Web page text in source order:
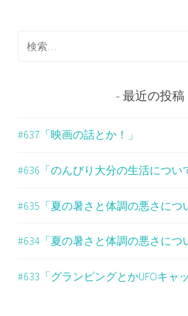
検
索
最近の投稿
#637「映画の話とか！」
#636「のんびり大分の生活につい
#635「夏の暑さと体調の悪さにつ
#634「夏の暑さと体調の悪さにつ
#633「グランピングとかUFOキャ